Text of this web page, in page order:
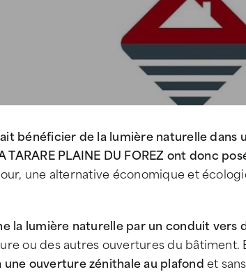
bénéficier de la lumière naturelle dans
TARARE PLAINE DU FOREZ ont donc
une alternative économique et
la lumière naturelle par un conduit vers
ou des autres ouvertures du bâtiment.
ouverture zénithale au plafondet